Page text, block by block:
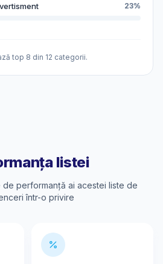
23%
top 8 din 12 categorii.
listei
performanță ai acestei liste de
într-o privire